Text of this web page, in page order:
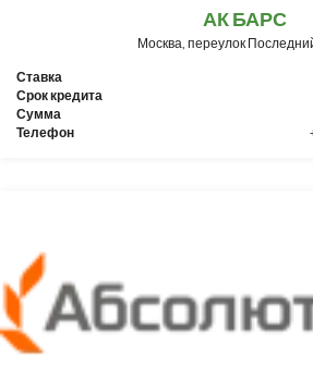
АК БАРС
Москва, переулок
Ставка
Срок кредита
Сумма
Телефон